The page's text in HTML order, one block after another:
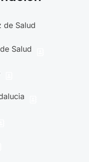
de Salud
Salud